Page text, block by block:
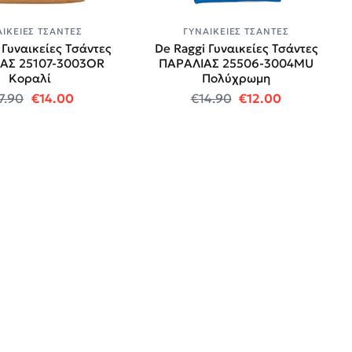
€12.00.
ΤΣΆΝΤΕΣ
Τσάντες
25107-3003OR
Κοραλί
Original price was: €17.90.
€14.00Η τρέχουσα τιμή είναι: €14.00.
ΓΥΝΑΙΚΕΊΕΣ ΤΣΆΝΤΕΣ
De Raggi Γυναικείες Τσάντες
ΠΑΡΑΛΙΑΣ 25506-3004MU
Πολύχρωμη
€14.90 Original price
€12.00Η